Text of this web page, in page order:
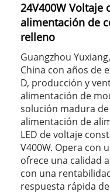
24V400W Voltaje
alimentación de
relleno
Guangzhou
China con años de
D, producción y
alimentación de
solución madura
alimentación de
LED de voltaje
V400W. Opera con
ofrece una calidad
con una
respuesta rápida